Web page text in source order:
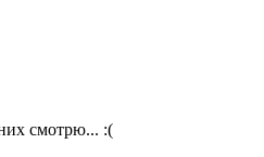
смотрю... :(